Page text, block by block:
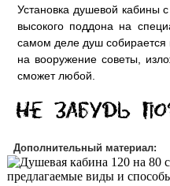
Установка душевой кабины
высокого поддона на
самом деле душ собирается
на вооружение советы,
сможет любой.
Дополнительный материал: